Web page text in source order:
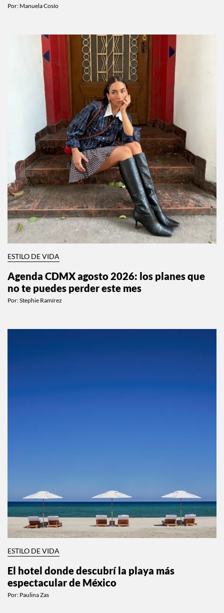
Por: Manuela Cosío
ESTILO DE VIDA
Agenda CDMX agosto 2026: los planes que
no te puedes perder este mes
Por:Stephie Ramírez
ESTILO DE VIDA
El hotel donde descubrí la playa más
espectacular de México
Por: Paulina Zas